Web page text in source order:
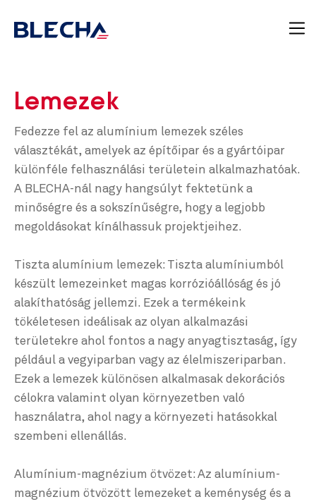
Lemezek
Fedezze fel az alumínium lemezek széles
választékát, amelyek az építőipar és a gyártóipar
különféle felhasználási területein alkalmazhatóak.
A BLECHA-nál nagy hangsúlyt fektetünk a
minőségre és a sokszínűségre, hogy a legjobb
megoldásokat kínálhassuk projektjeihez.
Tiszta alumínium lemezek: Tiszta alumíniumból
készült lemezeinket magas korrózióállóság és jó
alakíthatóság jellemzi. Ezek a termékeink
tökéletesen ideálisak az olyan alkalmazási
területekre ahol fontos a nagy anyagtisztaság, így
például a vegyiparban vagy az élelmiszeriparban.
Ezek a lemezek különösen alkalmasak dekorációs
célokra valamint olyan környezetben való
használatra, ahol nagy a környezeti hatásokkal
szembeni ellenállás.
Alumínium-magnézium ötvözet: Az alumínium-
magnézium ötvözött lemezeket a keménység és a